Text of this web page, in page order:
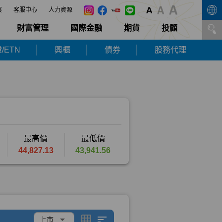
客服中心 人力資源
財富管理 國際金融 期貨 投顧
ETN 興櫃 債券 股務代理